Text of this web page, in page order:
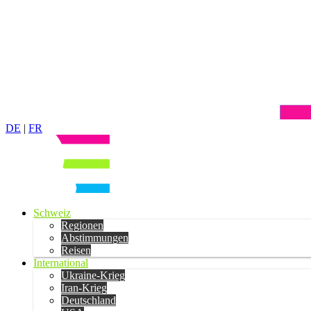
DE | FR
Schweiz
Regionen
Abstimmungen
Reisen
International
Ukraine-Krieg
Iran-Krieg
Deutschland